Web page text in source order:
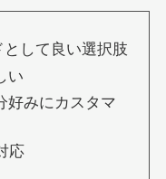
して良い選択肢
い
好みにカスタマ
応